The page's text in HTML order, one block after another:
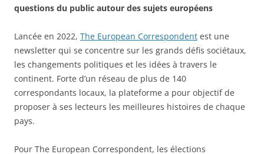
questions du public autour des sujets européens
Lancée en 2022, The European Correspondent est une
newsletter qui se concentre sur les grands défis sociétaux,
les changements politiques et les idées à travers le
continent. Forte d’un réseau de plus de 140
correspondants locaux, la plateforme a pour objectif de
proposer à ses lecteurs les meilleures histoires de chaque
pays.
Pour The European Correspondent, les élections